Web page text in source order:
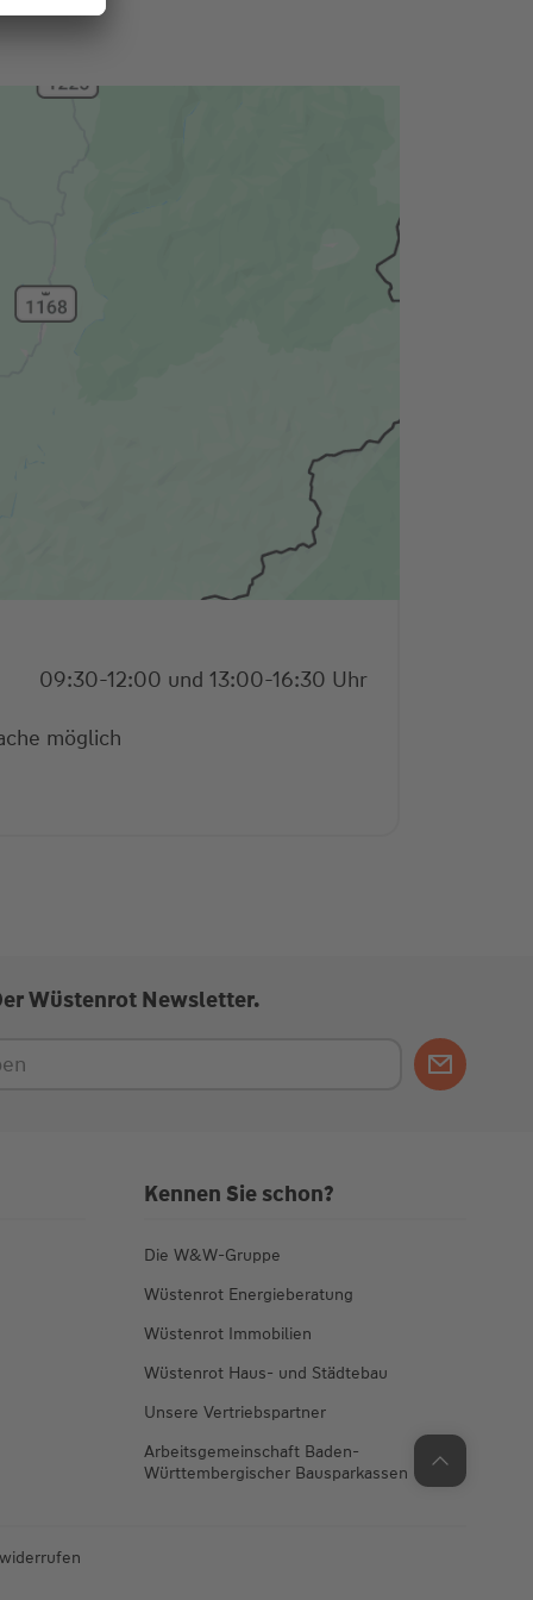
09:30-12:00 und 13:00-16:30 Uhr
möglich
Wüstenrot Newsletter.
Kennen Sie schon?
Die W&W-Gruppe
Wüstenrot Energieberatung
Wüstenrot Immobilien
Wüstenrot Haus- und Städtebau
Unsere Vertriebspartner
Arbeitsgemeinschaft Baden-
Württembergischer Bausparkassen